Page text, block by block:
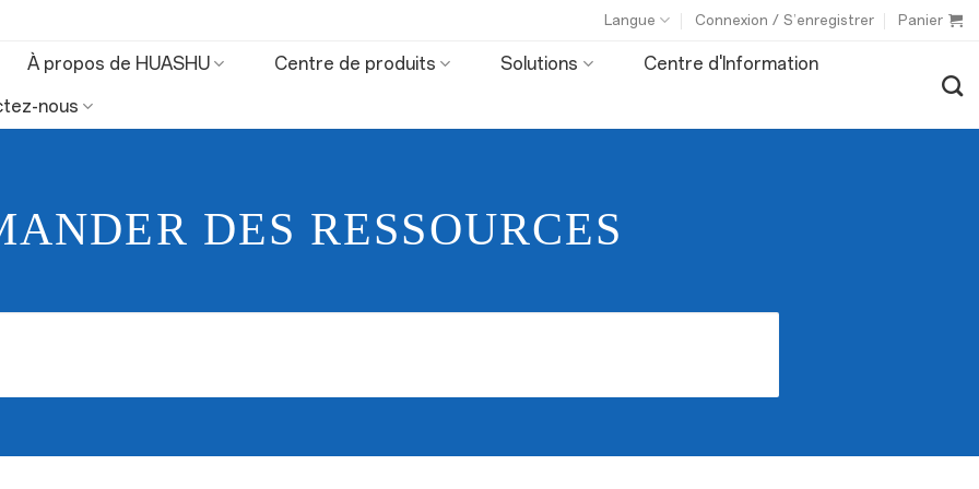
Langue Connexion / S’enregistrer Panier
À propos de HUASHU Centre de produits Solutions Centre d'Information
nous
DES RESSOURCES